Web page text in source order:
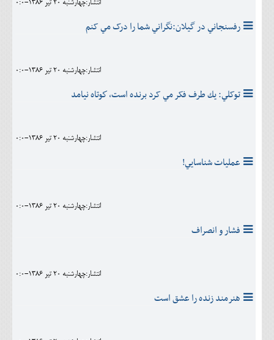
انتشار:چهارشنبه 20 تير 1386-0:0
رفسنجاني در گيلان:نگراني شما را درک مي کنم
انتشار:چهارشنبه 20 تير 1386-0:0
توکلي: يك طرف فکر مي کرد برنده است، كوتاه‌ ‌نيامد
انتشار:چهارشنبه 20 تير 1386-0:0
عمليات شناسايي!
انتشار:چهارشنبه 20 تير 1386-0:0
فشار و انصراف
انتشار:چهارشنبه 20 تير 1386-0:0
هنرمند زنده را عشق است